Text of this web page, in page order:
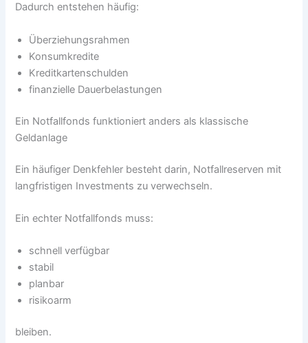
Dadurch entstehen häufig:
Überziehungsrahmen
Konsumkredite
Kreditkartenschulden
finanzielle Dauerbelastungen
Ein Notfallfonds funktioniert anders als klassische
Geldanlage
Ein häufiger Denkfehler besteht darin, Notfallreserven mit
langfristigen Investments zu verwechseln.
Ein echter Notfallfonds muss:
schnell verfügbar
stabil
planbar
risikoarm
bleiben.